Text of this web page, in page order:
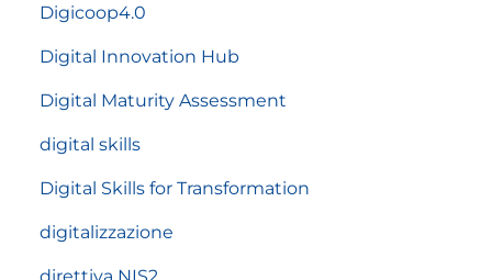
Digicoop4.0
Digital Innovation Hub
Digital Maturity Assessment
digital skills
Digital Skills for Transformation
digitalizzazione